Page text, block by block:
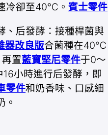
冷卻至40℃。 賓士零件
、后發酵：接種桿菌與
器改良版合菌種在40℃
置藍寶堅尼零件于0～
小時進行后發酵，即
零件和奶香味、口感細
。